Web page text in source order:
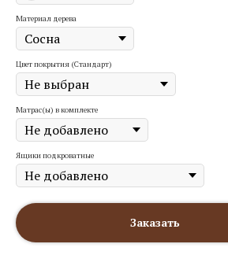
Материал дерева
Цвет покрытия (Стандарт)
Матрас(ы) в комплекте
Ящики подкроватные
Заказать